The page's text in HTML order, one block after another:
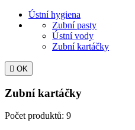
Ústní hygiena
Zubní pasty
Ústní vody
Zubní kartáčky
 OK
Zubní kartáčky
Počet produktů: 9